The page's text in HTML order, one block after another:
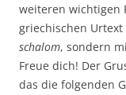
weiteren wichtigen
griechischen
schalom, sondern
Freue dich! Der
das die folgenden